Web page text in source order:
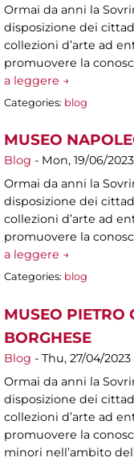
Ormai da anni la
disposizione dei
collezioni d’arte ad
promuovere la
a leggere →
Categories: blog
MUSEO
Blog - Mon, 19/06/
Ormai da anni la
disposizione dei
collezioni d’arte ad
promuovere la
a leggere →
Categories: blog
MUSEO PIETRO
BORGHESE
Blog - Thu, 27/04/2023
Ormai da anni la
disposizione dei
collezioni d’arte ad
promuovere la
minori nell’ambito